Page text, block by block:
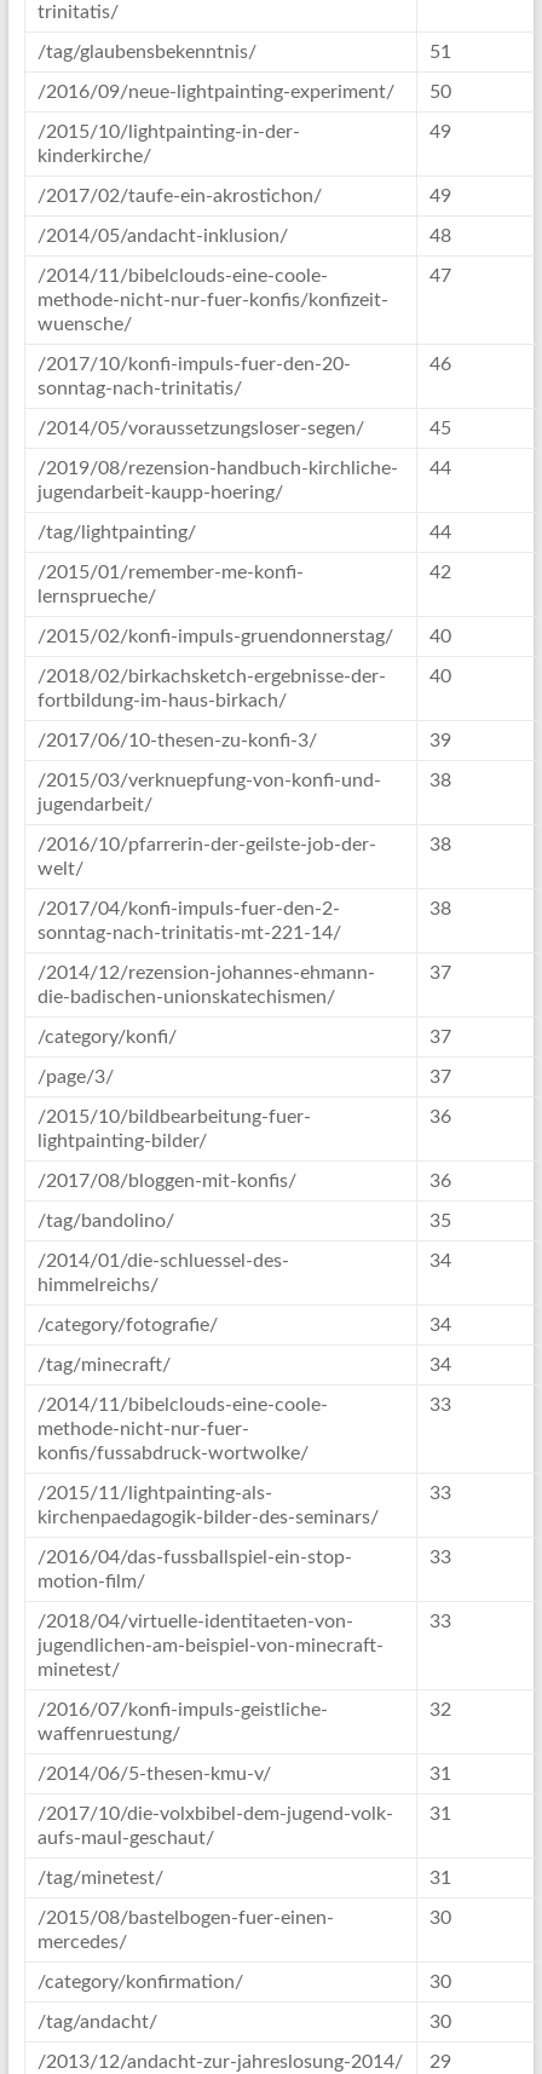
trinitatis/
/tag/glaubensbekenntnis/ 51
/2016/09/neue-lightpainting-experiment/ 50
/2015/10/lightpainting-in-der-
kinderkirche/
49
/2017/02/taufe-ein-akrostichon/ 49
/2014/05/andacht-inklusion/ 48
/2014/11/bibelclouds-eine-coole-
methode-nicht-nur-fuer-konfis/konfizeit-
wuensche/
47
/2017/10/konfi-impuls-fuer-den-20-
sonntag-nach-trinitatis/
46
/2014/05/voraussetzungsloser-segen/ 45
/2019/08/rezension-handbuch-kirchliche-
jugendarbeit-kaupp-hoering/
44
/tag/lightpainting/ 44
/2015/01/remember-me-konfi-
lernsprueche/
42
/2015/02/konfi-impuls-gruendonnerstag/ 40
/2018/02/birkachsketch-ergebnisse-der-
fortbildung-im-haus-birkach/
40
/2017/06/10-thesen-zu-konfi-3/ 39
/2015/03/verknuepfung-von-konfi-und-
jugendarbeit/
38
/2016/10/pfarrerin-der-geilste-job-der-
welt/
38
/2017/04/konfi-impuls-fuer-den-2-
sonntag-nach-trinitatis-mt-221-14/
38
/2014/12/rezension-johannes-ehmann-
die-badischen-unionskatechismen/
37
/category/konfi/ 37
/page/3/ 37
/2015/10/bildbearbeitung-fuer-
lightpainting-bilder/
36
/2017/08/bloggen-mit-konfis/ 36
/tag/bandolino/ 35
/2014/01/die-schluessel-des-
himmelreichs/
34
/category/fotografie/ 34
/tag/minecraft/ 34
/2014/11/bibelclouds-eine-coole-
methode-nicht-nur-fuer-
konfis/fussabdruck-wortwolke/
33
/2015/11/lightpainting-als-
kirchenpaedagogik-bilder-des-seminars/
33
/2016/04/das-fussballspiel-ein-stop-
motion-film/
33
/2018/04/virtuelle-identitaeten-von-
jugendlichen-am-beispiel-von-minecraft-
minetest/
33
/2016/07/konfi-impuls-geistliche-
waffenruestung/
32
/2014/06/5-thesen-kmu-v/ 31
/2017/10/die-volxbibel-dem-jugend-volk-
aufs-maul-geschaut/
31
/tag/minetest/ 31
/2015/08/bastelbogen-fuer-einen-
mercedes/
30
/category/konfirmation/ 30
/tag/andacht/ 30
/2013/12/andacht-zur-jahreslosung-2014/ 29